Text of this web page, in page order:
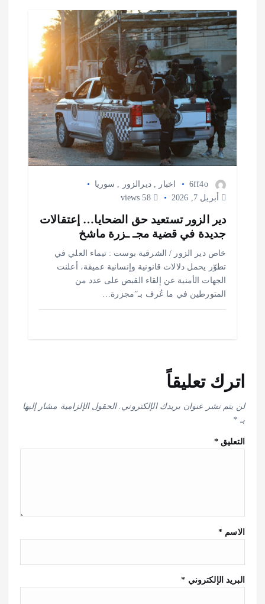
6ff4o اخبار ,ديرالزور , سوريا
أبريل 7, 2026
58 views
دير الزور تستعيد حق الضحايا… إعتقالات
جديدة في قضية مجـ ـزرة ماشخ
خاص دير الزور / الشرقية بوست : تيماء العلي في
تطوّر يحمل دلالات قانونية وإنسانية عميقة، أعلنت
الجهات الأمنية عن إلقاء القبض على عدد من
المتورطين في ما عُرف بـ”مجزرة…
اترك تعليقاً
لن يتم نشر عنوان بريدك الإلكتروني. الحقول الإلزامية مشار إليها
بـ *
التعليق*
الاسم *
البريد الإلكتروني *